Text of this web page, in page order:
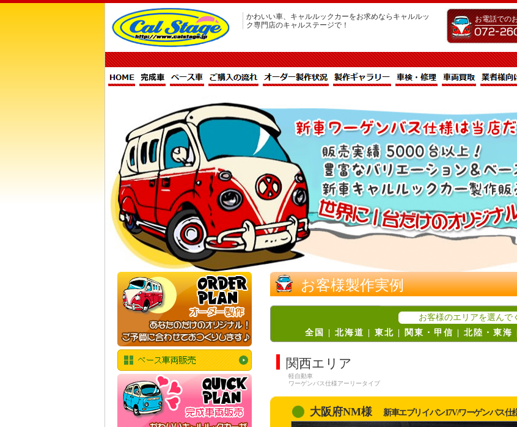
かわいい車、キャルルックカーをお求めならキャルルッ
ク専門店のキャルステージで！
お電話での
お客様製作実例
お客様のエリアを選んで
全国
北海道 東北 関東・甲信 北陸・東海
関西エリア
軽自動車
ワーゲンバス仕様アーリータイプ
大阪府NM様 新車エブリイバン17V/ワーゲンバス